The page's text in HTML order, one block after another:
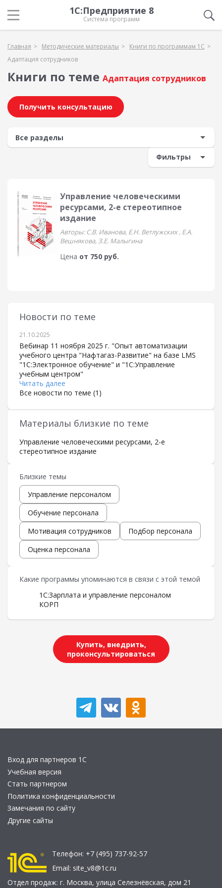
1С:Предприятие 8
Система программ
Главная Методические материалы
Книги по программам 1С
Адаптация сотрудников
Книги по теме Адаптация сотрудников
Получить консультацию
Фильтры
Управление человеческими
ресурсами, 2-е стереотипное
издание
Авторы: C.В. Иванова, Е.Н. Ветлужских , Е.А.
Вешнякова, З.Е. Малыгина
Цена от 750 руб.
Материалы близкие по теме
Управление человеческими ресурсами, 2-е
стереотипное издание
Близкие темы
Управление персоналом
Обучение персонала
Мотивация сотрудников
Подбор персонала
Оценка персонала
Какие программы упоминаются в связи с этой темой
1С:Зарплата и управление персоналом
КОРП
Новости по теме
21.10.2025
Вебинар 11 ноября 2025 г. "Опыт автоматизации
учебного центра "Нафтагаз-Развитие" на базе LMS
"1С:Электронное обучение" и "1С:Управление
учебным центром"
Читать далее
Все новости по теме (1)
Купить, внедрить,
проконсультироваться
Вход для партнеров 1С
Учебная версия
Стать партнером
Политика конфиденциальности
Замечания по сайту
Другие сайты
Телефон: +7 (495) 737-92-57
Email: site_v8@1c.ru
Отдел продаж: г. Москва, улица Селезнёвская, дом 21